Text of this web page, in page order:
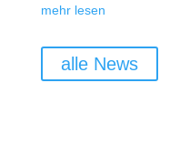
mehr lesen
alle News